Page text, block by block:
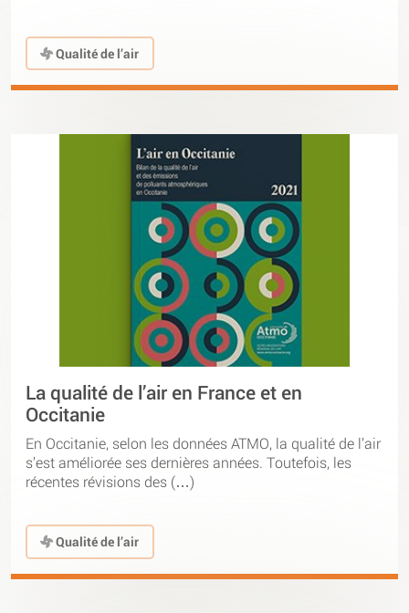
Qualité de l’air
La qualité de l’air en France et en
Occitanie
En Occitanie, selon les données ATMO, la qualité de l’air
s’est améliorée ses dernières années. Toutefois, les
récentes révisions des (…)
Qualité de l’air